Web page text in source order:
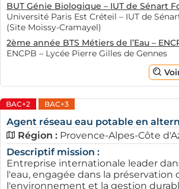
BUT Génie Biologique – IUT de Sénart
Université Paris Est Créteil – IUT de
(Site Moissy-Cramayel)
2ème année BTS Métiers de l’Eau –
ENCPB – Lycée Pierre Gilles de Gennes
BAC+2 BAC+3
Agent réseau eau potable en
Région : Provence-Alpes-Côte
Descriptif mission :
Entreprise internationale leader
l'eau, engagée dans la préservation
l'environnement et la gestion